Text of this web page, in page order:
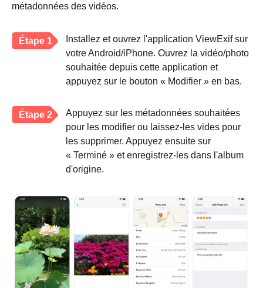
métadonnées des vidéos.
Étape 1
Installez et ouvrez l'application ViewExif sur
votre Android/iPhone. Ouvrez la vidéo/photo
souhaitée depuis cette application et
appuyez sur le bouton « Modifier » en bas.
Étape 2
Appuyez sur les métadonnées souhaitées
pour les modifier ou laissez-les vides pour
les supprimer. Appuyez ensuite sur
« Terminé » et enregistrez-les dans l'album
d'origine.